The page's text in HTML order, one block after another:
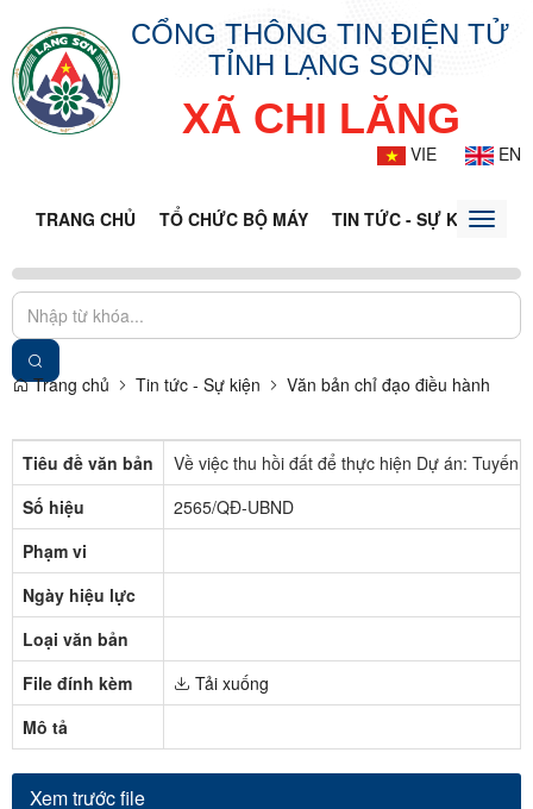
CỔNG THÔNG TIN ĐIỆN TỬ
TỈNH LẠNG SƠN
XÃ CHI LĂNG
VIE EN
TRANG CHỦ TỔ CHỨC BỘ MÁY TIN TỨC - SỰ KIỆNToggle
Trang chủ Tin tức - Sự kiện Văn bản chỉ đạo điều hành
Tiêu đề văn bản
Về việc thu hồi đất để thực hiện Dự án: Tuyến
Số hiệu
2565/QĐ-UBND
Phạm vi
Ngày hiệu lực
Loại văn bản
File đính kèm
Tải xuống
Mô tả
Xem trước file